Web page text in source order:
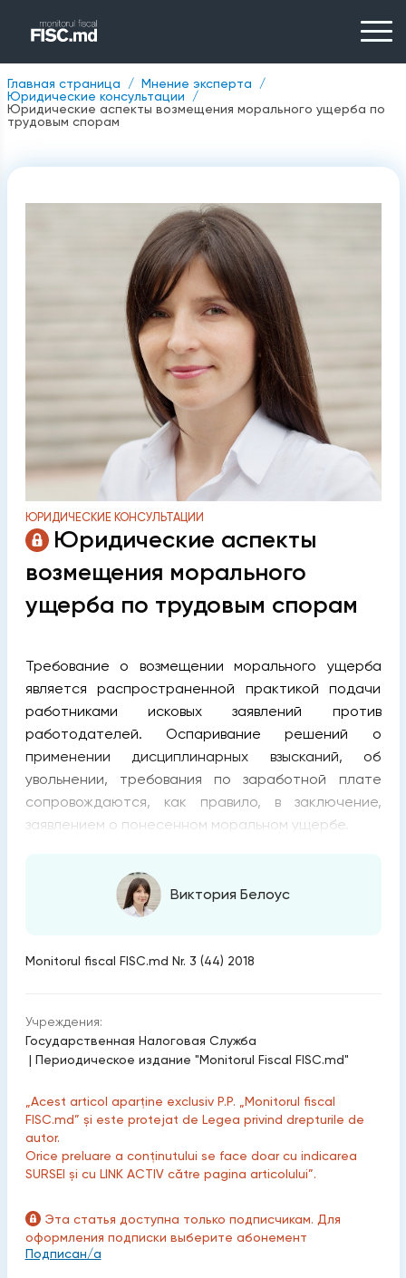
Главная страница
Мнение эксперта
Юридические консультации
Юридические аспекты возмещения морального ущерба по
трудовым спорам
ЮРИДИЧЕСКИЕ КОНСУЛЬТАЦИИ
Юридические аспекты
возмещения морального
ущерба по трудовым спорам
Требование о возмещении морального ущерба
является распространенной практикой подачи
работниками исковых заявлений против
работодателей. Оспаривание решений о
применении дисциплинарных взысканий, об
увольнении, требования по заработной плате
сопровождаются, как правило, в заключение,
заявлением о понесенном моральном ущербе.
Виктория Белоус
Monitorul fiscal FISC.md Nr. 3 (44) 2018
Учреждения:
Государственная Налоговая Служба
| Периодическое издание "Monitorul Fiscal FISC.md"
„Acest articol aparține exclusiv P.P. „Monitorul fiscal
FISC.md” și este protejat de Legea privind drepturile de
autor.
Orice preluare a conținutului se face doar cu indicarea
SURSEI și cu LINK ACTIV către pagina articolului”.
Эта статья доступна только подписчикам. Для
оформления подписки выберите абонемент
Подписан/а